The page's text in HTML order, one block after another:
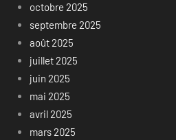
octobre 2025
septembre 2025
août 2025
juillet 2025
juin 2025
mai 2025
avril 2025
mars 2025